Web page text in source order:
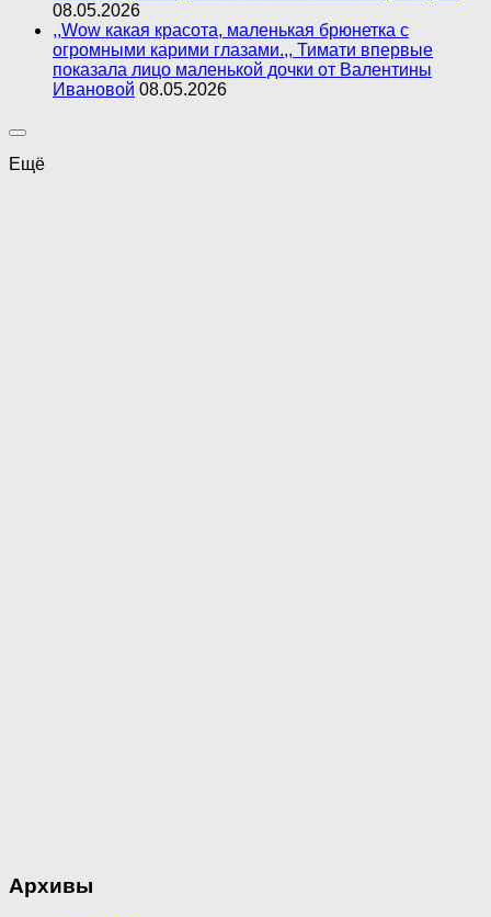
08.05.2026
,,Wow какая красота, маленькая брюнетка с
огромными карими глазами.,, Тимати впервые
показала лицо маленькой дочки от Валентины
Ивановой 08.05.2026
Ещё
Архивы